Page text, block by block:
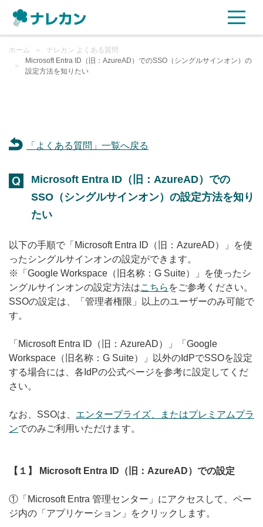
ご利用プラン
セキュリティ
充実サポート
よくある質問
資料ダウンロード
無料トライアル
ログイン
ホーム ＞
ナレカン よくある質問
＞
Microsoft Entra ID（旧：AzureAD）でのSSO（シングルサインオン）の
設定方法を知りたい
「よくある質問」一覧へ戻る
Microsoft Entra ID（旧：AzureAD）での
SSO（シングルサインオン）の設定方法を知り
たい
以下の手順で「Microsoft Entra ID（旧：AzureAD）」を使
ったシングルサインオンの設定ができます。
※「Google Workspace（旧名称：G Suite）」を使ったシ
ングルサインオンの設定方法はこちら をご参考ください。
SSOの設定は、「管理者権限」以上のユーザーのみ可能で
す。
「Microsoft Entra ID（旧：AzureAD）」「Google
Workspace（旧名称：G Suite）」以外のIdPでSSOを設定
する場合には、各IdPの公式ページを参考に設定してくだ
さい。
なお、SSOは、 エンタープライズ、またはプレミアムプラ
ンでのみご利用いただけます。
【１】 Microsoft Entra ID（旧：AzureAD）での設定
①「Microsoft Entra 管理センター」にアクセスして、ペー
ジ内の「アプリケーション」をクリックします。